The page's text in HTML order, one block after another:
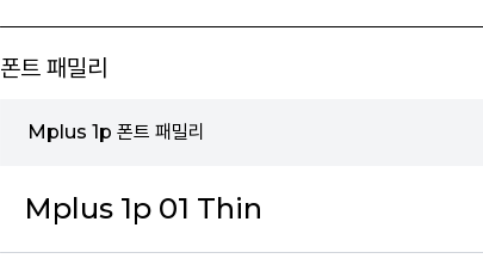
폰트 패밀리
Mplus 1p 폰트 패밀리
Mplus 1p 01 Thin